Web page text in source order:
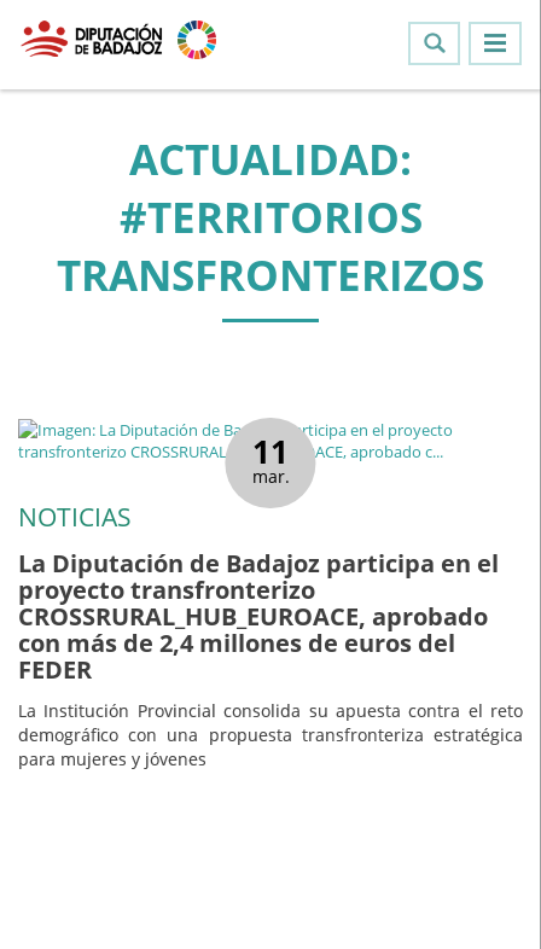
ACTUALIDAD:
#TERRITORIOS
TRANSFRONTERIZOS
11
mar.
NOTICIAS
La Diputación de Badajoz participa en el
proyecto transfronterizo
CROSSRURAL_HUB_EUROACE, aprobado
con más de 2,4 millones de euros del
FEDER
La Institución Provincial consolida su apuesta contra el reto
demográfico con una propuesta transfronteriza estratégica
para mujeres y jóvenes